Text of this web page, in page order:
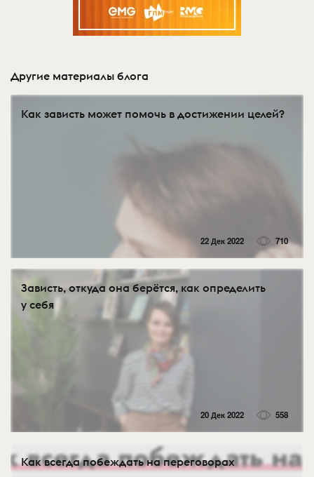
Другие материалы блога
Как зависть может помочь в достижении целей?
22 Дек 2022 710
Зависть, откуда она берётся, как определить
у себя
20 Дек 2022 558
Как всегда побеждать на переговорах